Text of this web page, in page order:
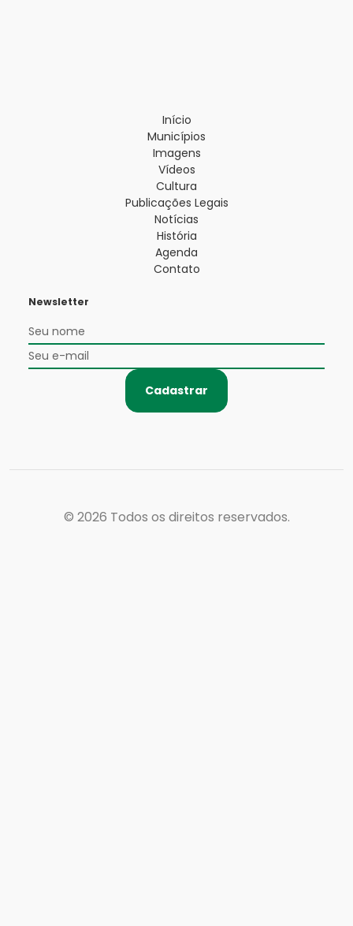
Início
Municípios
Imagens
Vídeos
Cultura
Publicações Legais
Notícias
História
Agenda
Contato
Newsletter
Cadastrar
© 2026 Todos os direitos reservados.